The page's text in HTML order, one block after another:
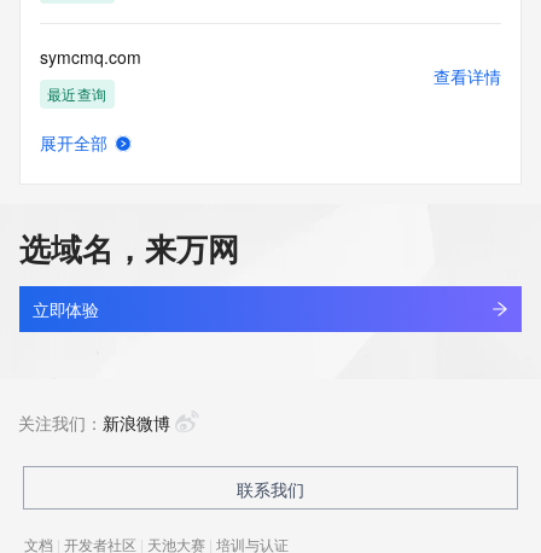
symcmq.com
最近查询
查看详情
symeos.cn
最近查询
查看详情
最近查询
展开全部
选域名，来万网
立即体验
关注我们： 新浪微博
联系我们
文档 | 开发者社区 | 天池大赛 | 培训与认证